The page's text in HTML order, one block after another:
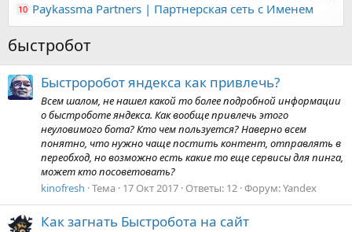
10 Paykassma Partners | Партнерская сеть с Именем
быстробот
Быстроробот яндекса как привлечь?
Всем шалом, не нашел какой то более подробной информации
о быстроботе яндекса. Как вообще привлечь этого
неуловимого бота? Кто чем пользуется? Наверно всем
понятно, что нужно чаще постить контент, отправлять в
переобход, но возможно есть какие то еще сервисы для пинга,
может кто посоветовать?
kinofresh Тема 17 Окт 2017 Ответы: 12 Форум:Yandex
Как загнать Быстробота на сайт